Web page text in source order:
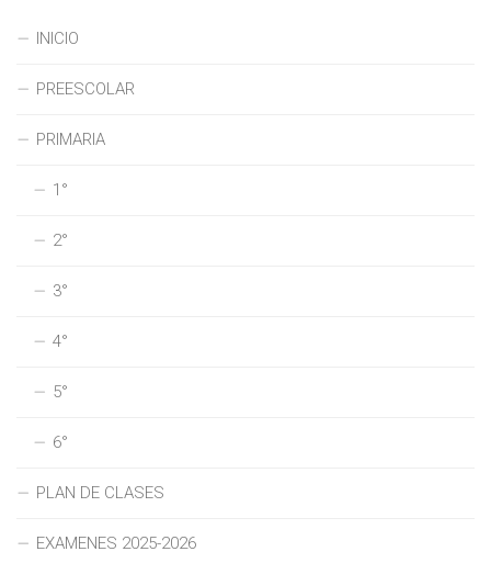
INICIO
PREESCOLAR
PRIMARIA
1°
2°
3°
4°
5°
6°
PLAN DE CLASES
EXAMENES 2025-2026